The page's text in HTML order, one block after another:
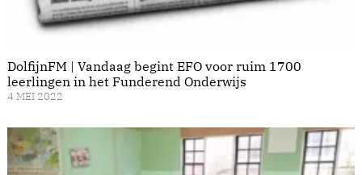
DolfijnFM | Vandaag begint EFO voor ruim 1700
leerlingen in het Funderend Onderwijs
4 MEI 2022